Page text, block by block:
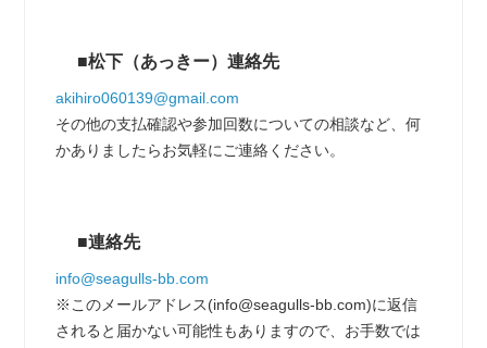
■松下（あっきー）連絡先
akihiro060139@gmail.com
その他の支払確認や参加回数についての相談など、何
かありましたらお気軽にご連絡ください。
■連絡先
info@seagulls-bb.com
※このメールアドレス(info@seagulls-bb.com)に返信
されると届かない可能性もありますので、お手数では